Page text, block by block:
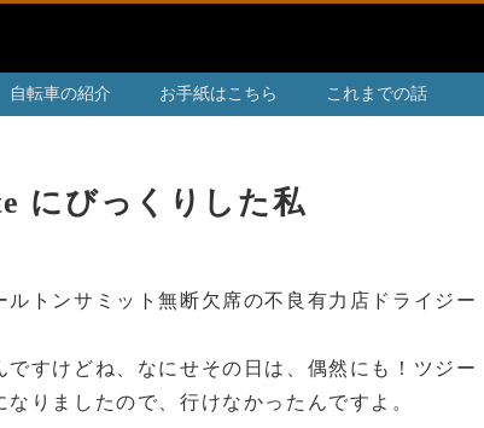
自転車の紹介 お手紙はこちら これまでの話
にびっくりした私
トンサミット無断欠席の不良有力店ドライジー
ですけどね、なにせその日は、偶然にも！ツジー
なりましたので、行けなかったんですよ。